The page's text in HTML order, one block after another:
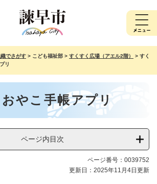
でさがす > こども福祉部 > すくすく広場（アエル2階） > すく
リ
やこ手帳アプリ
ページ内目次
ページ番号：0039752
更新日：2025年11月4日更新